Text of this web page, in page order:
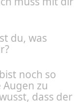
du, was
noch so
zu
dass der